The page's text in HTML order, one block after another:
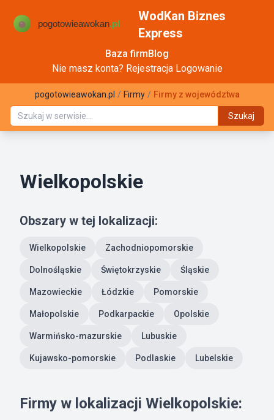
WodKan Biznes
Express
Baza firmBlog
Nie masz konta? Rejestracja Logowanie
pogotowieawokan.pl / Firmy / Firmy z województwa
Szukaj
Wielkopolskie
Obszary w tej lokalizacji:
Wielkopolskie Zachodniopomorskie
Dolnośląskie Świętokrzyskie Śląskie
Mazowieckie Łódzkie Pomorskie
Małopolskie Podkarpackie Opolskie
Warmińsko-mazurskie Lubuskie
Kujawsko-pomorskie Podlaskie Lubelskie
Firmy w lokalizacji Wielkopolskie: